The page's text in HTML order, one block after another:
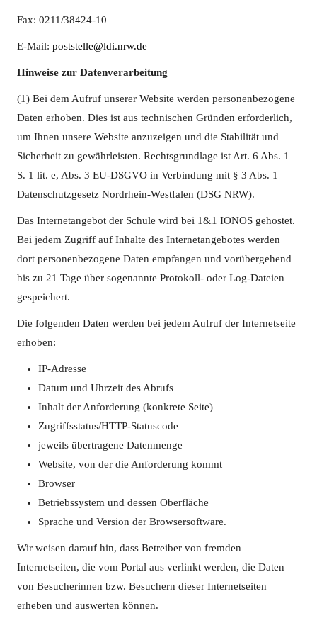
Fax: 0211/38424-10
E-Mail: poststelle@ldi.nrw.de
Hinweise zur Datenverarbeitung
(1) Bei dem Aufruf unserer Website werden personenbezogene
Daten erhoben. Dies ist aus technischen Gründen erforderlich,
um Ihnen unsere Website anzuzeigen und die Stabilität und
Sicherheit zu gewährleisten. Rechtsgrundlage ist Art. 6 Abs. 1
S. 1 lit. e, Abs. 3 EU-DSGVO in Verbindung mit § 3 Abs. 1
Datenschutzgesetz Nordrhein-Westfalen (DSG NRW).
Das Internetangebot der Schule wird bei 1&1 IONOS gehostet.
Bei jedem Zugriff auf Inhalte des Internetangebotes werden
dort personenbezogene Daten empfangen und vorübergehend
bis zu 21 Tage über sogenannte Protokoll- oder Log-Dateien
gespeichert.
Die folgenden Daten werden bei jedem Aufruf der Internetseite
erhoben:
IP-Adresse
Datum und Uhrzeit des Abrufs
Inhalt der Anforderung (konkrete Seite)
Zugriffsstatus/HTTP-Statuscode
jeweils übertragene Datenmenge
Website, von der die Anforderung kommt
Browser
Betriebssystem und dessen Oberfläche
Sprache und Version der Browsersoftware.
Wir weisen darauf hin, dass Betreiber von fremden
Internetseiten, die vom Portal aus verlinkt werden, die Daten
von Besucherinnen bzw. Besuchern dieser Internetseiten
erheben und auswerten können.